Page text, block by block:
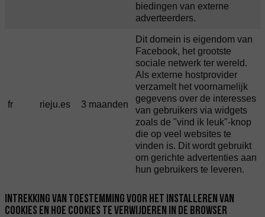
biedingen van externe
adverteerders.
fr rieju.es 3 maanden
Dit domein is eigendom van
Facebook, het grootste
sociale netwerk ter wereld.
Als externe hostprovider
verzamelt het voornamelijk
gegevens over de interesses
van gebruikers via widgets
zoals de "vind ik leuk"-knop
die op veel websites te
vinden is. Dit wordt gebruikt
om gerichte advertenties aan
hun gebruikers te leveren.
INTREKKING VAN TOESTEMMING VOOR HET INSTALLEREN VAN
COOKIES EN HOE COOKIES TE VERWIJDEREN IN DE BROWSER